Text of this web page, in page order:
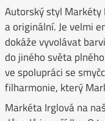
Autorský styl Markéty
a originální. Je velmi
dokáže vyvolávat
do jiného světa
ve spolupráci se
filharmonie, který
Markéta Irglová na